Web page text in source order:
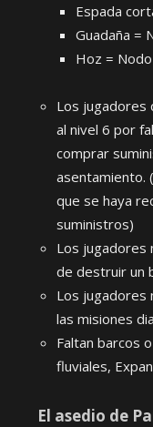
Espada
Guadaña =
Hoz =
Los jugadores
al nivel 6 por
comprar
asentamiento.
que se haya
suministros)
Los jugadores
de destruir un
Los jugadores
las misiones
Faltan barcos
fluviales,
El asedio de